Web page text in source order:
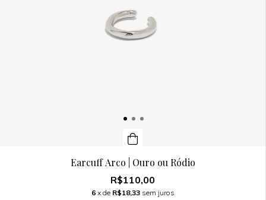
Earcuff Arco | Ouro ou Ródio
R$110,00
6 x de R$18,33 sem juros